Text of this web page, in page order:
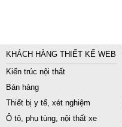
KHÁCH HÀNG THIẾT KẾ WEB
Kiến trúc nội thất
Bán hàng
Thiết bị y tế, xét nghiệm
Ô tô, phụ tùng, nội thất xe